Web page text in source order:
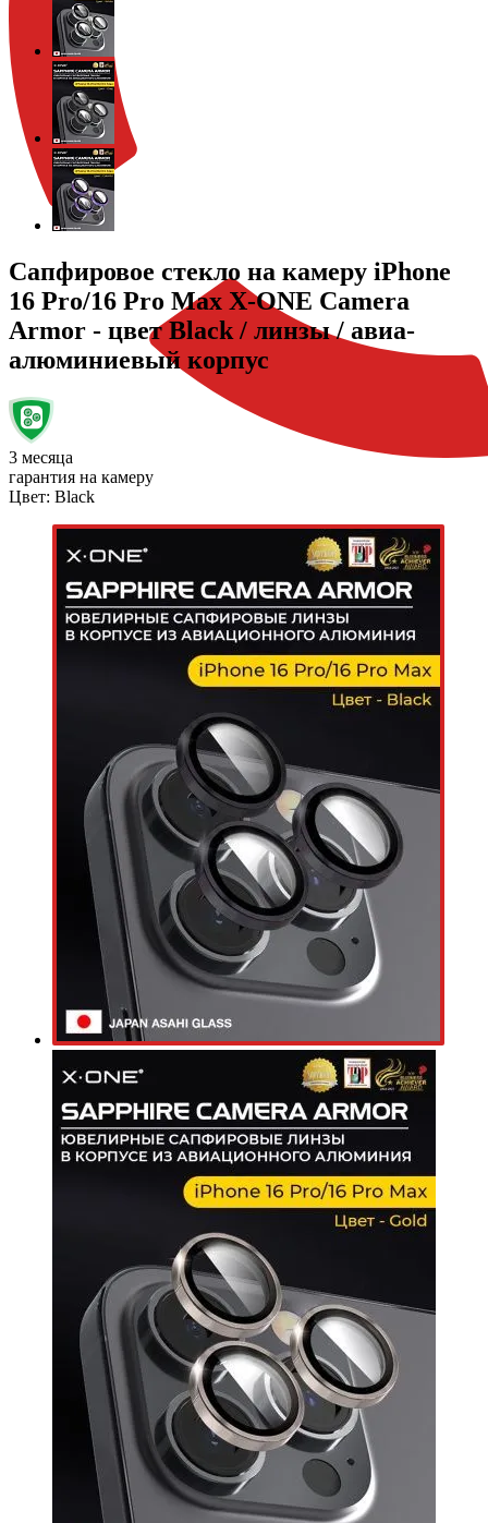
Сапфировое стекло на камеру iPhone
16 Pro/16 Pro Max X-ONE Camera
Armor - цвет Black / линзы / авиа-
алюминиевый корпус
3 месяца
гарантия на камеру
Цвет: Black